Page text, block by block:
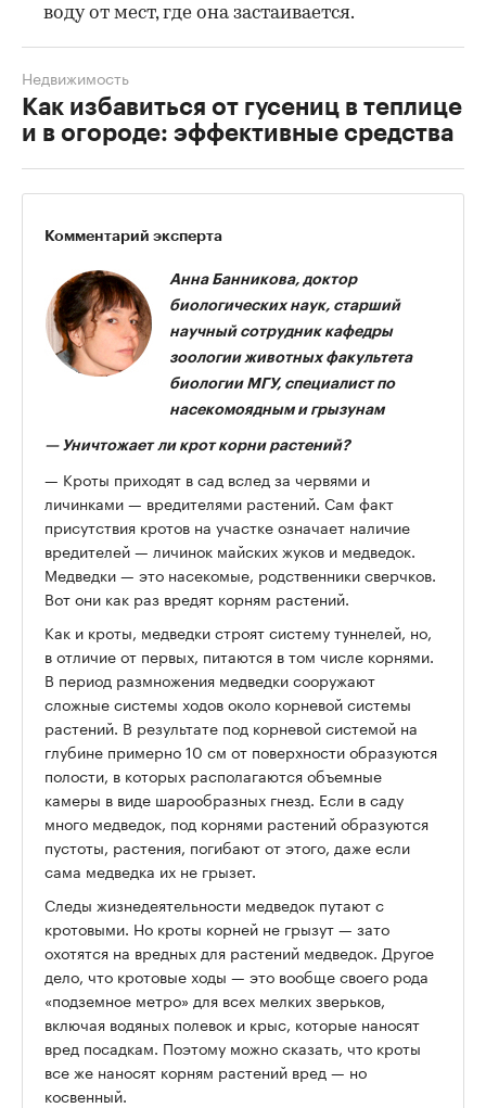
воду от мест, где она застаивается.
Как избавиться от гусениц в теплице
и в огороде: эффективные средства
Недвижимость
Комментарий эксперта
Анна Банникова, доктор
биологических наук, старший
научный сотрудник кафедры
зоологии животных факультета
биологии МГУ, специалист по
насекомоядным и грызунам
— Уничтожает ли крот корни растений?
— Кроты приходят в сад вслед за червями и
личинками — вредителями растений. Сам факт
присутствия кротов на участке означает наличие
вредителей — личинок майских жуков и медведок.
Медведки — это насекомые, родственники сверчков.
Вот они как раз вредят корням растений.
Как и кроты, медведки строят систему туннелей, но,
в отличие от первых, питаются в том числе корнями.
В период размножения медведки сооружают
сложные системы ходов около корневой системы
растений. В результате под корневой системой на
глубине примерно 10 см от поверхности образуются
полости, в которых располагаются объемные
камеры в виде шарообразных гнезд. Если в саду
много медведок, под корнями растений образуются
пустоты, растения, погибают от этого, даже если
сама медведка их не грызет.
Следы жизнедеятельности медведок путают с
кротовыми. Но кроты корней не грызут — зато
охотятся на вредных для растений медведок. Другое
дело, что кротовые ходы — это вообще своего рода
«подземное метро» для всех мелких зверьков,
включая водяных полевок и крыс, которые наносят
вред посадкам. Поэтому можно сказать, что кроты
все же наносят корням растений вред — но
косвенный.